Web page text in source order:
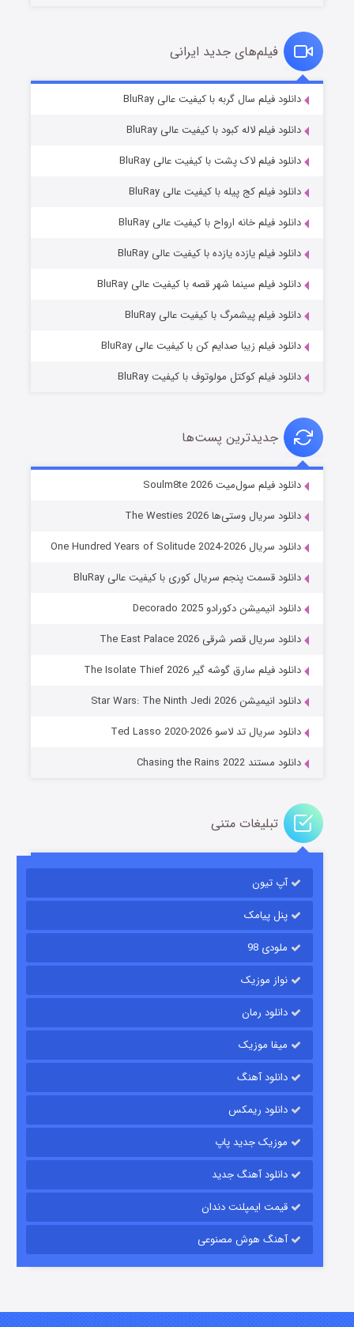
قسمت۷ (زیرنویس) منتشر شد
خاندان اژدها فصل ۳
جادوگری در مغولستان
قسمت ۱۴ (زیرنویس) منتشر شد
قسمت
قسمت۲ (دوبله) منتشر شد
فیلم‌های جدید ایرانی
دانلود فیلم سال گربه با کیفیت عالی BluRay
دانلود فیلم لاله کبود با کیفیت عالی BluRay
دانلود فیلم لاک پشت با کیفیت عالی BluRay
دانلود فیلم کج‌ پیله با کیفیت عالی BluRay
دانلود فیلم خانه ارواح با کیفیت عالی BluRay
دانلود فیلم یازده یازده با کیفیت عالی BluRay
دانلود فیلم سینما شهر قصه با کیفیت عالی BluRay
دانلود فیلم پیشمرگ با کیفیت عالی BluRay
دانلود فیلم زیبا صدایم کن با کیفیت عالی BluRay
دانلود فیلم کوکتل مولوتوف با کیفیت BluRay
جدیدترین پست‌ها
دانلود فیلم سول‌میت Soulm8te 2026
دانلود سریال وستی‌ها The Westies 2026
دانلود سریال One Hundred Years of Solitude 2024-2026
دانلود قسمت پنجم سریال کوری با کیفیت عالی BluRay
دانلود انیمیشن دکورادو Decorado 2025
دانلود سریال قصر شرقی The East Palace 2026
دانلود فیلم سارق گوشه گیر The Isolate Thief 2026
دانلود انیمیشن Star Wars: The Ninth Jedi 2026
دانلود سریال تد لاسو Ted Lasso 2020-2026
دانلود مستند Chasing the Rains 2022
تبلیغات متنی
آپ تیون
پنل پیامک
ملودی 98
نواز موزیک
دانلود رمان
میفا موزیک
دانلود آهنگ
دانلود ریمکس
موزیک جدید پاپ
دانلود آهنگ جدید
قیمت ایمپلنت دندان
آهنگ هوش مصنوعی